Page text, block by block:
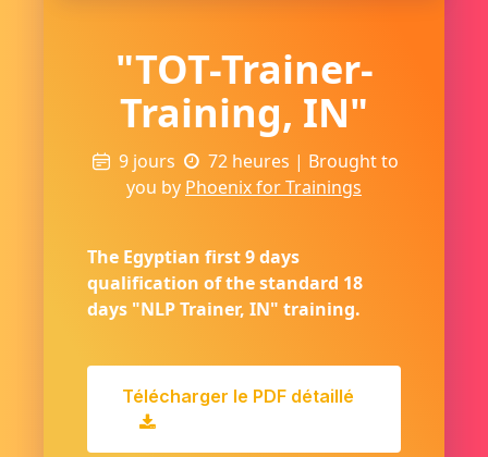
"TOT-Trainer-
Training, IN"
9 jours 72 heures | Brought to
you by Phoenix for Trainings
The Egyptian first 9 days
qualification of the standard 18
days "NLP Trainer, IN" training.
Télécharger le PDF détaillé